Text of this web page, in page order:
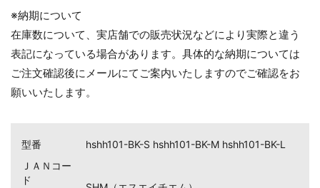
※納期について
在庫数について、実店舗での販売状況などにより実際と違う
表記になっている場合があります。具体的な納期については
ご注文確認後にメールにてご案内いたしますのでご確認をお
願いいたします。
型番
hshh101-BK-S hshh101-BK-M hshh101-BK-L
ＪＡＮコー
ド